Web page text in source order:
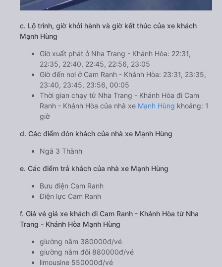
c. Lộ trình, giờ khởi hành và giờ kết thúc của xe khách
Mạnh Hùng
Giờ xuất phát ở Nha Trang - Khánh Hòa: 22:31,
22:35, 22:40, 22:45, 22:56, 23:05
Giờ đến nơi ở Cam Ranh - Khánh Hòa: 23:31, 23:35,
23:40, 23:45, 23:56, 00:05
Thời gian chạy từ Nha Trang - Khánh Hòa đi Cam
Ranh - Khánh Hòa của nhà xe Mạnh Hùng khoảng: 1
giờ
d. Các điểm đón khách của nhà xe Mạnh Hùng
Ngã 3 Thành
e. Các điểm trả khách của nhà xe Mạnh Hùng
Bưu điện Cam Ranh
Điện lực Cam Ranh
f. Giá vé giá xe khách đi Cam Ranh - Khánh Hòa từ Nha
Trang - Khánh Hòa Mạnh Hùng
giường nằm 380000đ/vé
giường nằm đôi 880000đ/vé
limousine 550000đ/vé